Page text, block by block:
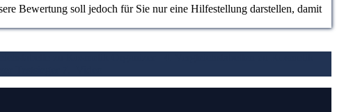
Bewertung soll jedoch für Sie nur eine Hilfestellung darstellen, damit